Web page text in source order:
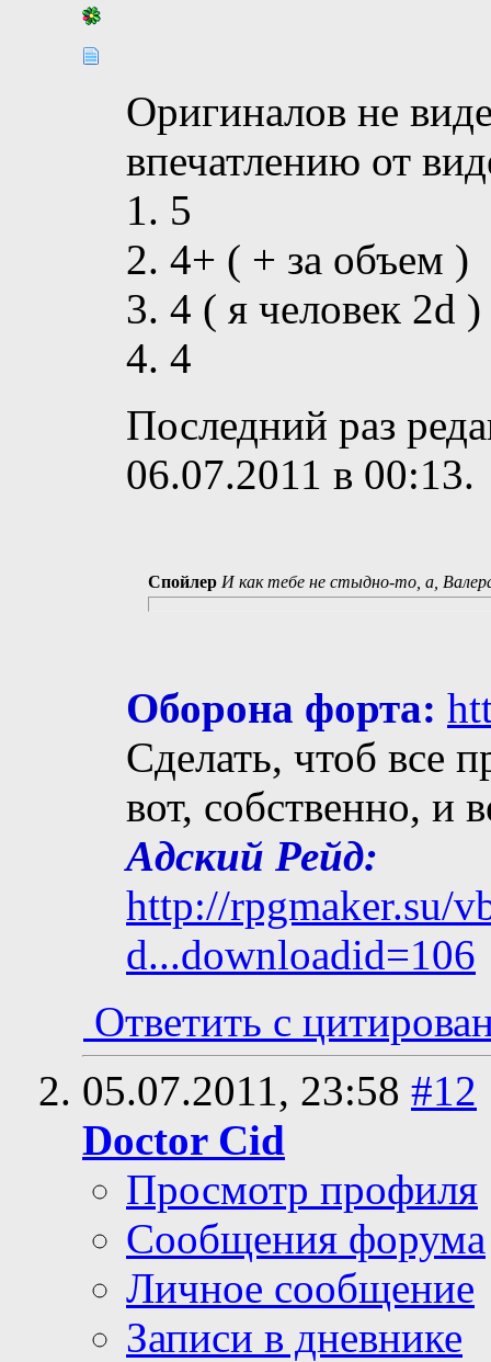
Оригиналов не
впечатлению от
1. 5
2. 4+ ( + за объем )
3. 4 ( я человек 2d )
4. 4
Последний раз
06.07.2011 в 00:13.
Спойлер И как тебе не стыдно-то, а,
Оборона форта:
Сделать, чтоб все
вот, собственно, и
Адский Рейд:
http://rpgmaker.su/
d...downloadid=106
Ответить с
05.07.2011, 23:58 #12
Doctor Cid
Просмотр профиля
Сообщения форума
Личное сообщение
Записи в дневнике